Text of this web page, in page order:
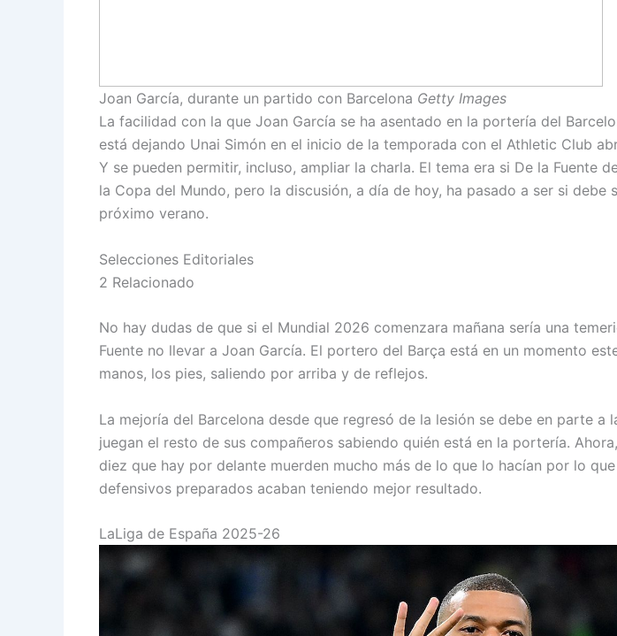
Joan García, durante un partido con Barcelona Getty Images
La facilidad con la que Joan García se ha asentado en la portería del
está dejando Unai Simón en el inicio de la temporada con el Athletic Club
Y se pueden permitir, incluso, ampliar la charla. El tema era si De la Fuente
la Copa del Mundo, pero la discusión, a día de hoy, ha pasado a ser si debe
próximo verano.
Selecciones Editoriales
2 Relacionado
No hay dudas de que si el Mundial 2026 comenzara mañana sería una
Fuente no llevar a Joan García. El portero del Barça está en un momento
manos, los pies, saliendo por arriba y de reflejos.
La mejoría del Barcelona desde que regresó de la lesión se debe en parte a
juegan el resto de sus compañeros sabiendo quién está en la portería.
diez que hay por delante muerden mucho más de lo que lo hacían por lo
defensivos preparados acaban teniendo mejor resultado.
LaLiga de España 2025-26